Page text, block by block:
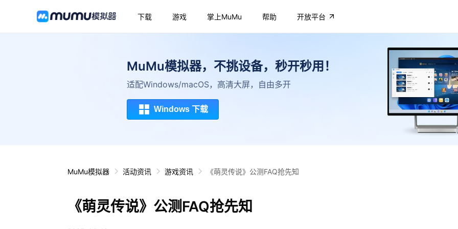
下载 游戏 掌上MuMu 帮助 开放平台
MuMu模拟器，不挑设备，秒开秒用！
适配Windows/macOS，高清大屏，自由多开
Windows 下载
MuMu模拟器 活动资讯 游戏资讯 《萌灵传说》公测FAQ抢先知
《萌灵传说》公测FAQ抢先知